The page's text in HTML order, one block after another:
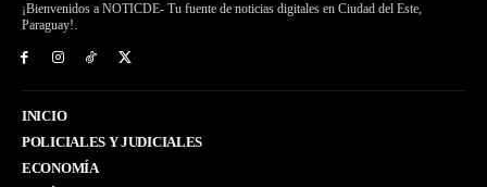
¡Bienvenidos a NOTICDE- Tu fuente de noticias digitales en Ciudad del Este,
Paraguay!.
INICIO
POLICIALES Y JUDICIALES
ECONOMÍA